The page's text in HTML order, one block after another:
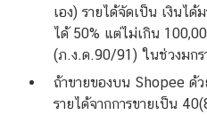
เอง) รายได้จัดเป็น เงินไ
ได้ 50% แต่ไม่เกิน
(ภ.ง.ด.90/91) ในช่วงมก
ถ้าขายของบน Shopee ด้
รายได้จากการขายเป็น